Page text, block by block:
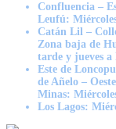
Confluencia –
Leufú:
Catán Lil –
Zona baja de
tarde y jueves a
Este de
de Añelo –
Minas:
Los Lagos: